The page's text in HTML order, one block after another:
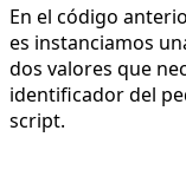
En el código
es instanciamos
dos valores que
identificador del
script.